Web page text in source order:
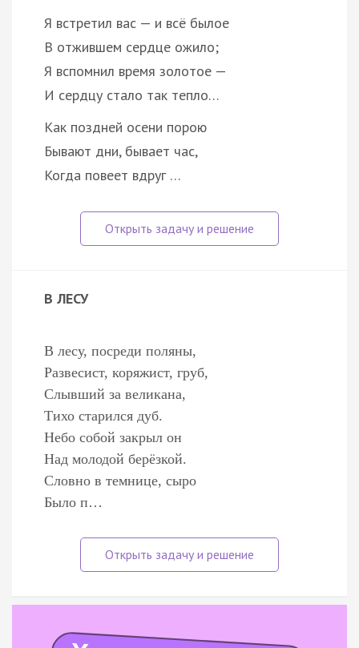
Я встретил вас — и всё былое
В отжившем сердце ожило;
Я вспомнил время золотое —
И сердцу стало так тепло…
Как поздней осени порою
Бывают дни, бывает час,
Когда повеет вдруг …
В ЛЕСУ
В лесу, посреди поляны,
Развесист, коряжист, груб,
Слывший за великана,
Тихо старился дуб.
Небо собой закрыл он
Над молодой берёзкой.
Словно в темнице, сыро
Было п…